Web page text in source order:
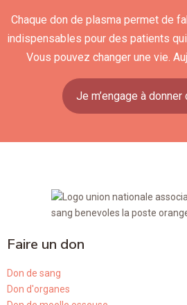
Chaque don de plasma permet de
indispensables pour des patients qui
Vous pouvez changer une vie.
Je m’engage à donner
Faire un don
Don de sang
Don d'organes